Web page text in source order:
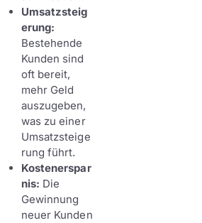
Umsatzsteig
erung:
Bestehende
Kunden sind
oft bereit,
mehr Geld
auszugeben,
was zu einer
Umsatzsteige
rung führt.
Kostenerspar
nis: Die
Gewinnung
neuer Kunden